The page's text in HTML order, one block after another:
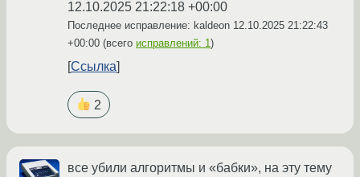
12.10.2025 21:22:18 +00:00
Последнее исправление: kaldeon 12.10.2025 21:22:43
+00:00 (всего исправлений: 1)
Ссылка
2
все убили алгоритмы и «бабки», на эту тему